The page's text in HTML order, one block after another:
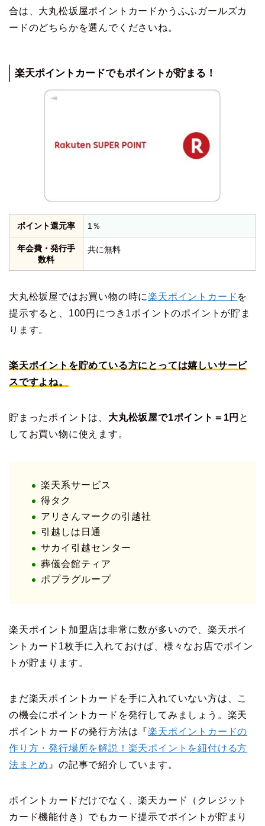
合は、大丸松坂屋ポイントカードかうふふガールズカ
ードのどちらかを選んでくださいね。
楽天ポイントカードでもポイントが貯まる！
ポイント還元率 1％
年会費・発行手
数料
共に無料
大丸松坂屋ではお買い物の時に楽天ポイントカード を
提示すると、100円につき1ポイントのポイントが貯ま
ります。
楽天ポイントを貯めている方にとっては嬉しいサービ
スですよね。
貯まったポイントは、 大丸松坂屋で1ポイント＝1円 と
してお買い物に使えます。
楽天系サービス
得タク
アリさんマークの引越社
引越しは日通
サカイ引越センター
葬儀会館ティア
ポプラグループ
楽天ポイント加盟店は非常に数が多いので、楽天ポイ
ントカード1枚手に入れておけば、様々なお店でポイン
トが貯まります。
まだ楽天ポイントカードを手に入れていない方は、こ
の機会にポイントカードを発行してみましょう。楽天
ポイントカードの発行方法は『楽天ポイントカードの
作り方・発行場所を解説！楽天ポイントを紐付ける方
法まとめ 』の記事で紹介しています。
ポイントカードだけでなく、楽天カード（クレジット
カード機能付き）でもカード提示でポイントが貯まり